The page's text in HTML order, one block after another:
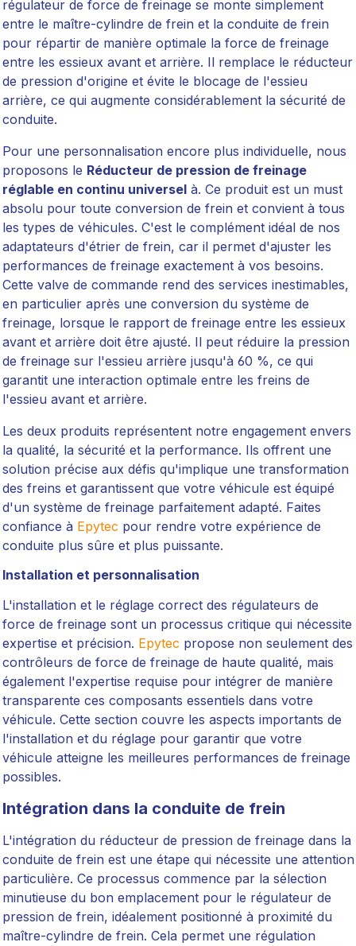
régulateur de force de freinage se monte simplement
entre le maître-cylindre de frein et la conduite de frein
pour répartir de manière optimale la force de freinage
entre les essieux avant et arrière. Il remplace le réducteur
de pression d'origine et évite le blocage de l'essieu
arrière, ce qui augmente considérablement la sécurité de
conduite.
Pour une personnalisation encore plus individuelle, nous
proposons le Réducteur de pression de freinage
réglable en continu universelà. Ce produit est un must
absolu pour toute conversion de frein et convient à tous
les types de véhicules. C'est le complément idéal de nos
adaptateurs d'étrier de frein, car il permet d'ajuster les
performances de freinage exactement à vos besoins.
Cette valve de commande rend des services inestimables,
en particulier après une conversion du système de
freinage, lorsque le rapport de freinage entre les essieux
avant et arrière doit être ajusté. Il peut réduire la pression
de freinage sur l'essieu arrière jusqu'à 60 %, ce qui
garantit une interaction optimale entre les freins de
l'essieu avant et arrière.
Les deux produits représentent notre engagement envers
la qualité, la sécurité et la performance. Ils offrent une
solution précise aux défis qu'implique une transformation
des freins et garantissent que votre véhicule est équipé
d'un système de freinage parfaitement adapté. Faites
confiance à Epytec pour rendre votre expérience de
conduite plus sûre et plus puissante.
Installation et personnalisation
L'installation et le réglage correct des régulateurs de
force de freinage sont un processus critique qui nécessite
expertise et précision. Epytec propose non seulement des
contrôleurs de force de freinage de haute qualité, mais
également l'expertise requise pour intégrer de manière
transparente ces composants essentiels dans votre
véhicule. Cette section couvre les aspects importants de
l'installation et du réglage pour garantir que votre
véhicule atteigne les meilleures performances de freinage
possibles.
Intégration dans la conduite de frein
L'intégration du réducteur de pression de freinage dans la
conduite de frein est une étape qui nécessite une attention
particulière. Ce processus commence par la sélection
minutieuse du bon emplacement pour le régulateur de
pression de frein, idéalement positionné à proximité du
maître-cylindre de frein. Cela permet une régulation